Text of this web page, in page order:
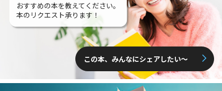
おすすめの本を教えてください。
本のリクエスト承ります！
この本、みんなにシェアしたい〜